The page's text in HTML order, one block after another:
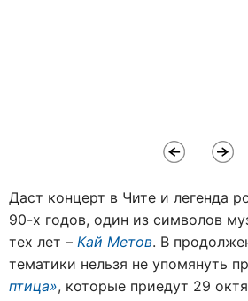
Даст концерт в Чите и легенда
90-х годов, один из символов
тех лет – Кай Метов. В
тематики нельзя не упомянуть
птица», которые приедут 29